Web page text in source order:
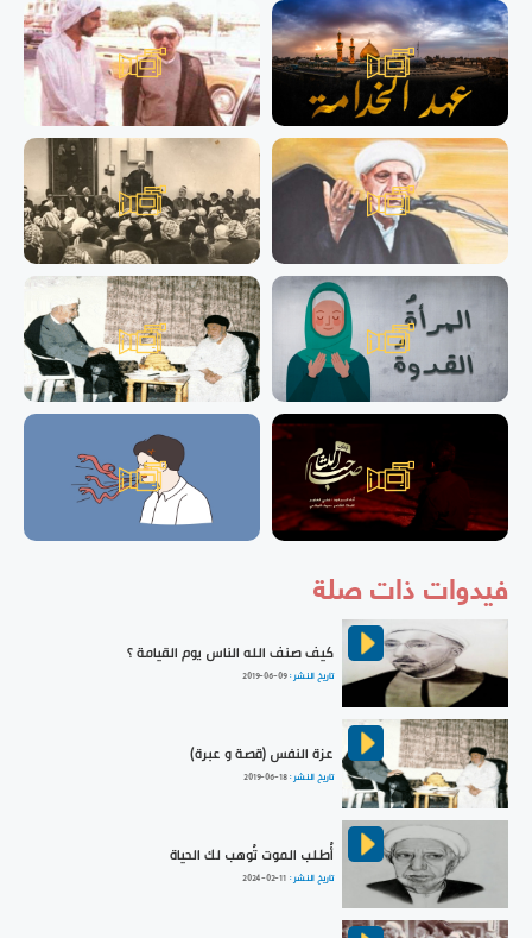
فيدوات ذات صلة
كيف صنف الله الناس يوم القيامة ؟
تاريخ النشر :2019-06-09
عزة النفس (قصة و عبرة)
تاريخ النشر :2019-06-18
أُطلب الموت تُوهب لك الحياة
تاريخ النشر : 2024-02-11